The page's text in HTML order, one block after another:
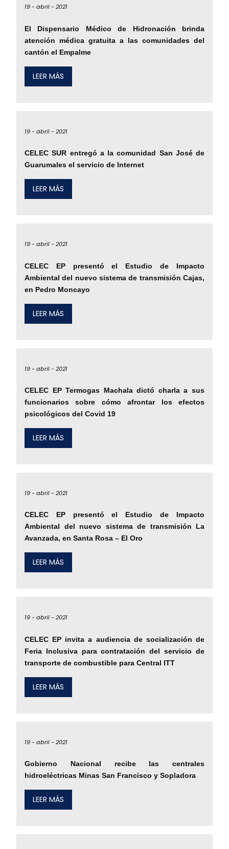
19 -abril -2021
El Dispensario Médico de Hidronación brinda
atención médica gratuita a las comunidades del
cantón el Empalme
LEER MÁS
19 -abril -2021
CELEC SUR entregó a la comunidad San José de
Guarumales el servicio de Internet
LEER MÁS
19 -abril -2021
CELEC EP presentó el Estudio de Impacto
Ambiental del nuevo sistema de transmisión Cajas,
en Pedro Moncayo
LEER MÁS
19 -abril -2021
CELEC EP Termogas Machala dictó charla a sus
funcionarios sobre cómo afrontar los efectos
psicológicos del Covid 19
LEER MÁS
19 -abril -2021
CELEC EP presentó el Estudio de Impacto
Ambiental del nuevo sistema de transmisión La
Avanzada, en Santa Rosa – El Oro
LEER MÁS
19 -abril -2021
CELEC EP invita a audiencia de socialización de
Feria Inclusiva para contratación del servicio de
transporte de combustible para Central ITT
LEER MÁS
19 -abril -2021
Gobierno Nacional recibe las centrales
hidroeléctricas Minas San Francisco y Sopladora
LEER MÁS